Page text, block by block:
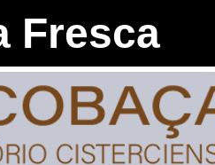
Fresca